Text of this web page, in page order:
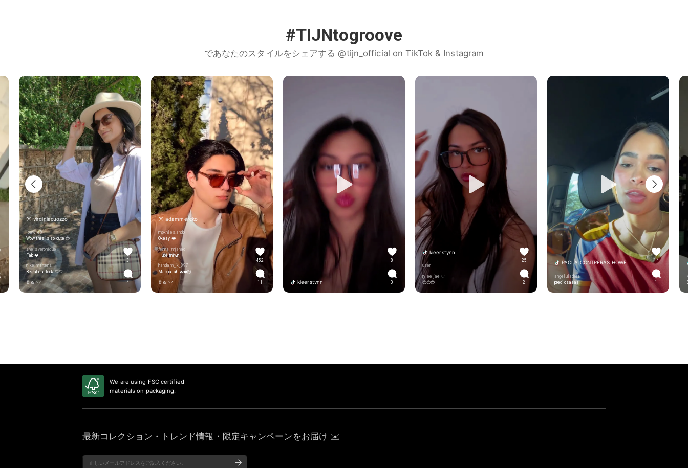
#TIJNtogroove
であなたのスタイルをシェアする @tijn_official on TikTok & Instagram
virginiacuozzo
loewie8
Wow this is so cute 😍
sheisveronique
Fab ❤️
nike.martens
Beautiful look 🤍🤍
見る
3
4
adammercko
mokhles.ando
Okeay ❤️
fenna_mjahed
Hubi fniwn
handam_jk_097
Machalah 🔥❤️🙌
見る
452
11 kieerstynn
8
0
kieerstynn
user
rylee jae ♡
😍😍😍
25
2
PAOLA CONTRERAS HOWE
angeluladera
preciosaaaa
14
1
We are using FSC certified
materials on packaging.
最新コレクション・トレンド情報・限定キャンペーンをお届け ✉️